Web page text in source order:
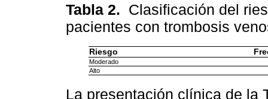
Tabla 2. Clasificación del
pacientes con trombosis
Riesgo
Moderado
Alto
La presentación clínica de la